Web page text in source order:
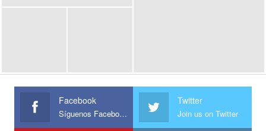
Facebook
Síguenos Facebook
Twitter
Join us on Twitter